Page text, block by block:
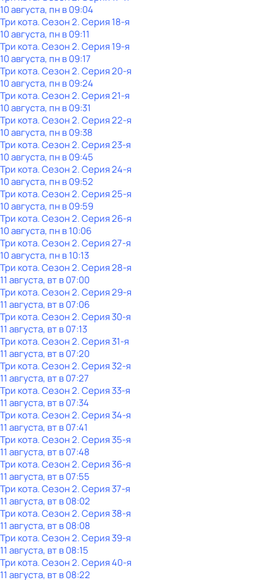
10 августа, пн в 09:04
Три кота. Сезон 2. Серия 18-я
10 августа, пн в 09:11
Три кота. Сезон 2. Серия 19-я
10 августа, пн в 09:17
Три кота. Сезон 2. Серия 20-я
10 августа, пн в 09:24
Три кота. Сезон 2. Серия 21-я
10 августа, пн в 09:31
Три кота. Сезон 2. Серия 22-я
10 августа, пн в 09:38
Три кота. Сезон 2. Серия 23-я
10 августа, пн в 09:45
Три кота. Сезон 2. Серия 24-я
10 августа, пн в 09:52
Три кота. Сезон 2. Серия 25-я
10 августа, пн в 09:59
Три кота. Сезон 2. Серия 26-я
10 августа, пн в 10:06
Три кота. Сезон 2. Серия 27-я
10 августа, пн в 10:13
Три кота. Сезон 2. Серия 28-я
11 августа, вт в 07:00
Три кота. Сезон 2. Серия 29-я
11 августа, вт в 07:06
Три кота. Сезон 2. Серия 30-я
11 августа, вт в 07:13
Три кота. Сезон 2. Серия 31-я
11 августа, вт в 07:20
Три кота. Сезон 2. Серия 32-я
11 августа, вт в 07:27
Три кота. Сезон 2. Серия 33-я
11 августа, вт в 07:34
Три кота. Сезон 2. Серия 34-я
11 августа, вт в 07:41
Три кота. Сезон 2. Серия 35-я
11 августа, вт в 07:48
Три кота. Сезон 2. Серия 36-я
11 августа, вт в 07:55
Три кота. Сезон 2. Серия 37-я
11 августа, вт в 08:02
Три кота. Сезон 2. Серия 38-я
11 августа, вт в 08:08
Три кота. Сезон 2. Серия 39-я
11 августа, вт в 08:15
Три кота. Сезон 2. Серия 40-я
11 августа, вт в 08:22